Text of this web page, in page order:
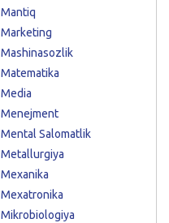
Mantiq
Marketing
Mashinasozlik
Matematika
Media
Menejment
Mental Salomatlik
Metallurgiya
Mexanika
Mexatronika
Mikrobiologiya